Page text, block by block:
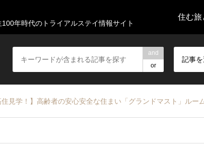
100年時代のトライアルステイ情報サイト
住む旅
and
or
記事
住見学！】高齢者の安心安全な住まい「グランドマスト」ルー